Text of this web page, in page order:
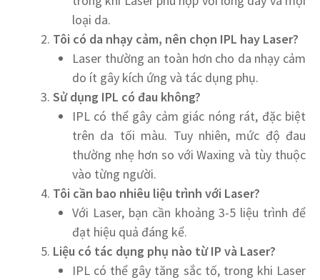
loại da.
Tôi có da nhạy cảm, nên chọn IPL hay Laser?
Laser thường an toàn hơn cho da nhạy cảm
do ít gây kích ứng và tác dụng phụ.
Sử dụng IPL có đau không?
IPL có thể gây cảm giác nóng rát, đặc biệt
trên da tối màu. Tuy nhiên, mức độ đau
thường nhẹ hơn so với Waxing và tùy thuộc
vào từng người.
Tôi cần bao nhiêu liệu trình với Laser?
Với Laser, bạn cần khoảng 3-5 liệu trình để
đạt hiệu quả đáng kể.
Liệu có tác dụng phụ nào từ IP và Laser?
IPL có thể gây tăng sắc tố, trong khi Laser